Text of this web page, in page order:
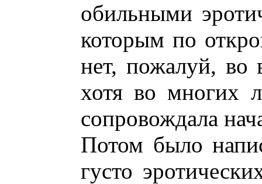
обильными
которым по
нет, пожалуй, во
хотя во многих
сопровождала
Потом было
густо